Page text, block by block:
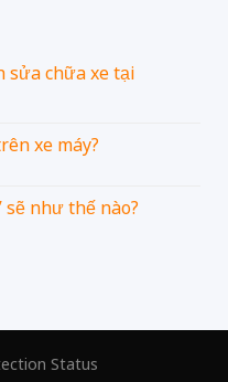
chữa xe tại
xe máy?
sẽ như thế nào?